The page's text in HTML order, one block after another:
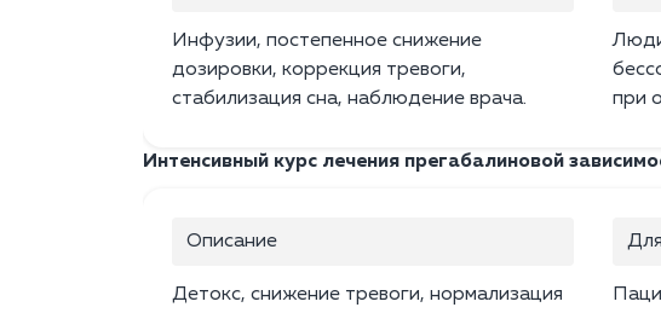
Инфузии, постепенное снижение
дозировки, коррекция тревоги,
стабилизация сна, наблюдение врача.
при
Интенсивный курс лечения прегабалиновой
Описание
Детокс, снижение тревоги, нормализация